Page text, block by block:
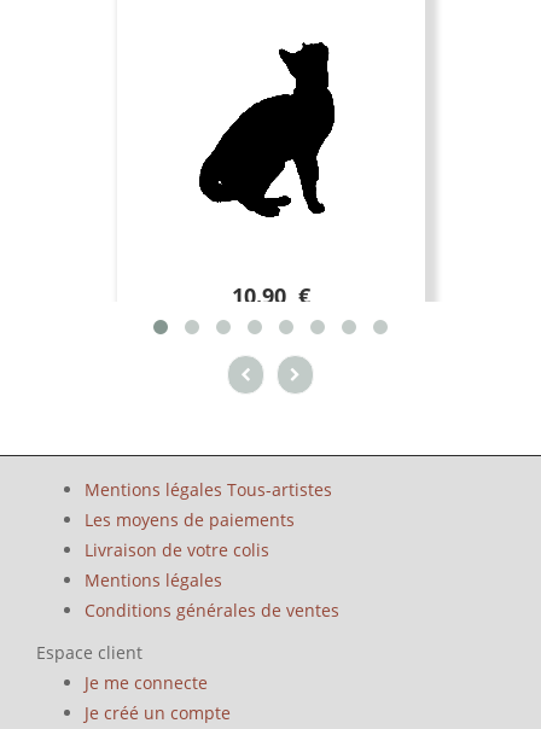
10.90 €
Mentions légales Tous-artistes
Les moyens de paiements
Livraison de votre colis
Mentions légales
Conditions générales de ventes
Espace client
Je me connecte
Je créé un compte